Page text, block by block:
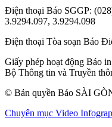
Điện thoại Báo SGGP:
3.9294.097, 3.9294.098
Điện thoại Tòa soạn Báo
Giấy phép hoạt động Báo
Bộ Thông tin và Truyền
© Bản quyền Báo SÀI
Chuyên mục Video